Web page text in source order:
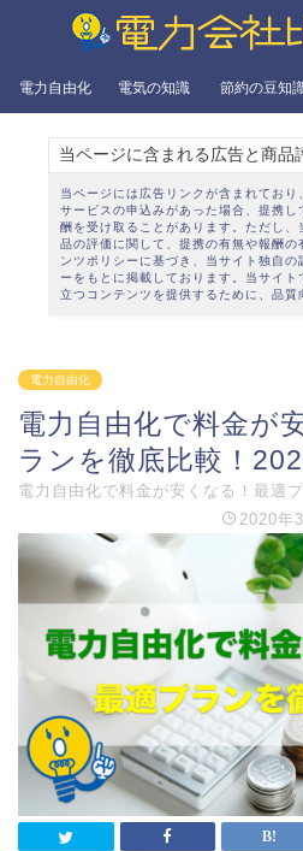
電力自由化 電気の知識 節約の豆知
当ページに含まれる広告と商品
当ページには広告リンクが含まれており
サービスの申込みがあった場合、提携し
酬を受け取ることがあります。ただし
品の評価に関して、提携の有無や報酬の
ンツポリシー に基づき、当サイト独自の
ーをもとに掲載しております。当サイ
立つコンテンツを提供するために、品質
電力自由化
電力自由化で料金が
ランを徹底比較！
電力自由化で料金が安くなる！最適
2020年